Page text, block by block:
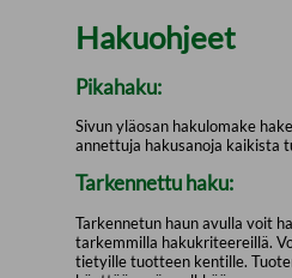
Hakuohjeet
Pikahaku:
Sivun yläosan hakulomake
annettuja hakusanoja kaikista
Tarkennettu haku:
Tarkennetun haun avulla voit
tarkemmilla hakukriteereillä.
tietyille tuotteen kentille.